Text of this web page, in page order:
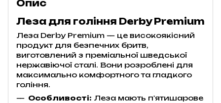
Опис
Леза для гоління Derby Premium
Леза Derby Premium — це високоякісний
продукт для безпечних бритв,
виготовлений з преміальної шведської
нержавіючої сталі. Вони розроблені для
максимально комфортного та гладкого
гоління.
Особливості: Леза мають п'ятишарове